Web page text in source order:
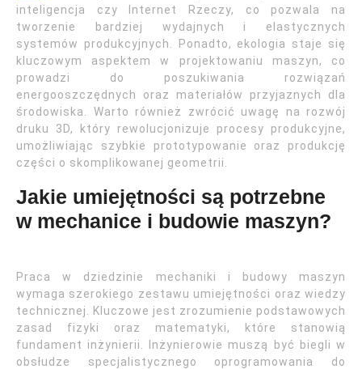
inteligencja czy Internet Rzeczy, co pozwala na
tworzenie bardziej wydajnych i elastycznych
systemów produkcyjnych. Ponadto, ekologia staje się
kluczowym aspektem w projektowaniu maszyn, co
prowadzi do poszukiwania rozwiązań
energooszczędnych oraz materiałów przyjaznych dla
środowiska. Warto również zwrócić uwagę na rozwój
druku 3D, który rewolucjonizuje procesy produkcyjne,
umożliwiając szybkie prototypowanie oraz produkcję
części o skomplikowanej geometrii.
Jakie umiejętności są potrzebne
w mechanice i budowie maszyn?
Praca w dziedzinie mechaniki i budowy maszyn
wymaga szerokiego zestawu umiejętności oraz wiedzy
technicznej. Kluczowe jest zrozumienie podstawowych
zasad fizyki oraz matematyki, które stanowią
fundament inżynierii. Inżynierowie muszą być biegli w
obsłudze specjalistycznego oprogramowania do